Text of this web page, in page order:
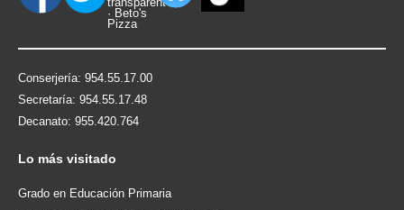
Conserjería: 954.55.17.00
Secretaría: 954.55.17.48
Decanato: 955.420.764
Lo más visitado
Grado en Educación Primaria